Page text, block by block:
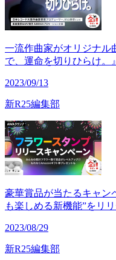
一流作曲家がオリジナル
で、運命を切りひらけ。
2023/09/13
新R25編集部
豪華賞品が当たるキャン
も楽しめる新機能”をリ
2023/08/29
新R25編集部